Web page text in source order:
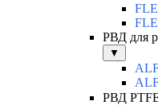
РВД для
▼
РВД